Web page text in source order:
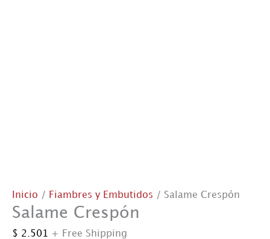
Inicio / Fiambres y Embutidos / Salame Crespón
Salame Crespón
$ 2.501 + Free Shipping